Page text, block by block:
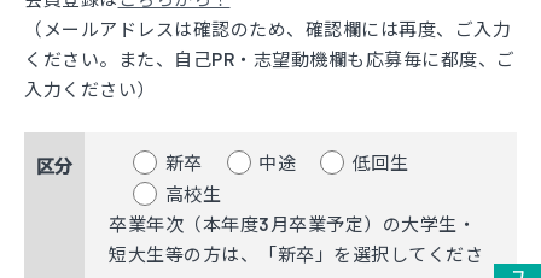
（メールアドレスは確認のため、確認欄には再度、ご入力
ください。また、自己PR・志望動機欄も応募毎に都度、ご
入力ください）
区分 新卒 中途
低回生
高校生
卒業年次（本年度3月卒業予定）の大学生・
短大生等の方は、「新卒」を選択してくださ